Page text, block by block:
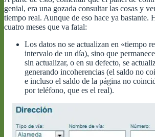
genial, era una gozada consultar las cosas y
tiempo real. Aunque de eso hace ya bastante.
cuatro meses que va fatal:
Los datos no se actualizan en «tiempo
intervalo de un día), sino que
sin actualizar, o en su defecto, se
generando incoherencias (el saldo no
e incluso el saldo de la página no
por teléfono, que es el real).